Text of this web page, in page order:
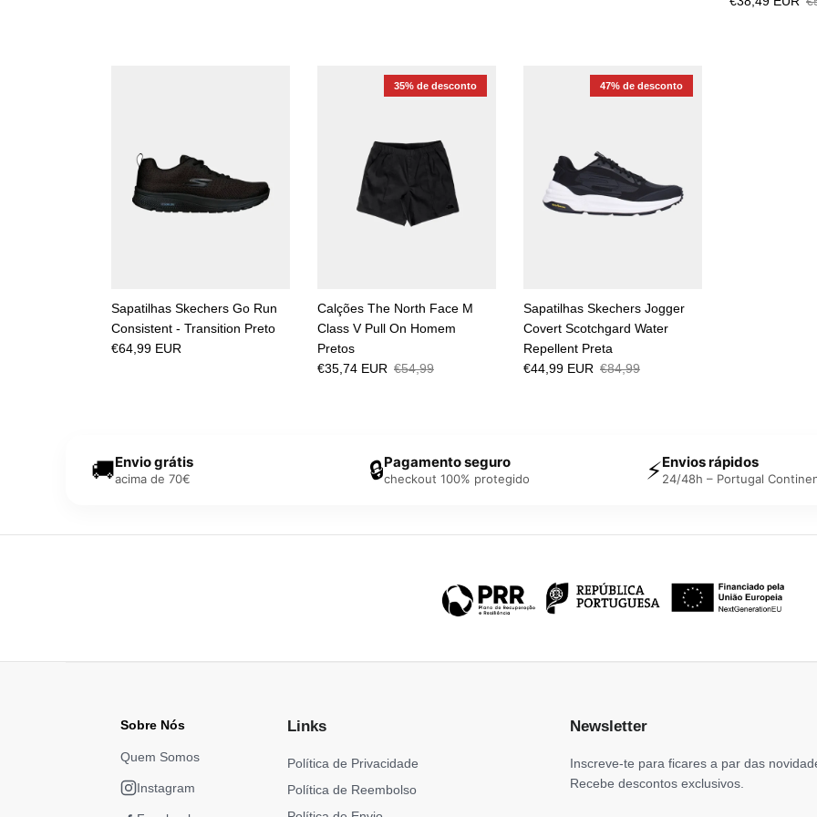
Sapatilhas Skechers Go Run
Consistent - Transition Preto
€64,99 EUR
35% de desconto
Calções The North Face M
Class V Pull On Homem
Pretos
€35,74 EUR €54,99
47% de desconto
Sapatilhas Skechers Jogger
Covert Scotchgard Water
Repellent Preta
€44,99 EUR €84,99
🚚Envio grátis
acima de 70€ 🔒Pagamento seguro
checkout 100% protegido ⚡Envios rápidos
24/48h – Portugal
Sobre Nós
Quem Somos
Instagram
Links
Política de Privacidade
Política de Reembolso
Newsletter
Inscreve-te para ficares a par das
Recebe descontos exclusivos.